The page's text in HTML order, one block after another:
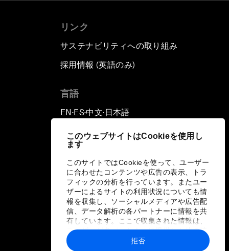
このウェブサイトはCookieを使用し
ます
このサイトではCookieを使って、ユーザー
に合わせたコンテンツや広告の表示、トラ
フィックの分析を行っています。またユー
ザーによるサイトの利用状況についても情
報を収集し、ソーシャルメディアや広告配
信、データ解析の各パートナーに情報を共
有しています。ここで収集された情報は、
ユーザーが各パートナーに提供した他の情
報や各パートナーのサービスを使用した際
拒否
リンク
サステナビリティへの取り組み
採用情報 (英語のみ)
言語
EN ▪ ES▪中文▪ 日本語